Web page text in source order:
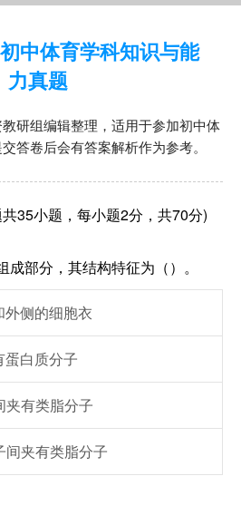
中体育学科知识与能
力真题
研组编辑整理，适用于参加初中体
答卷后会有答案解析作为参考。
35小题，每小题2分，共70分)
部分，其结构特征为（）。
侧的细胞衣
蛋白质分子
夹有类脂分子
间夹有类脂分子